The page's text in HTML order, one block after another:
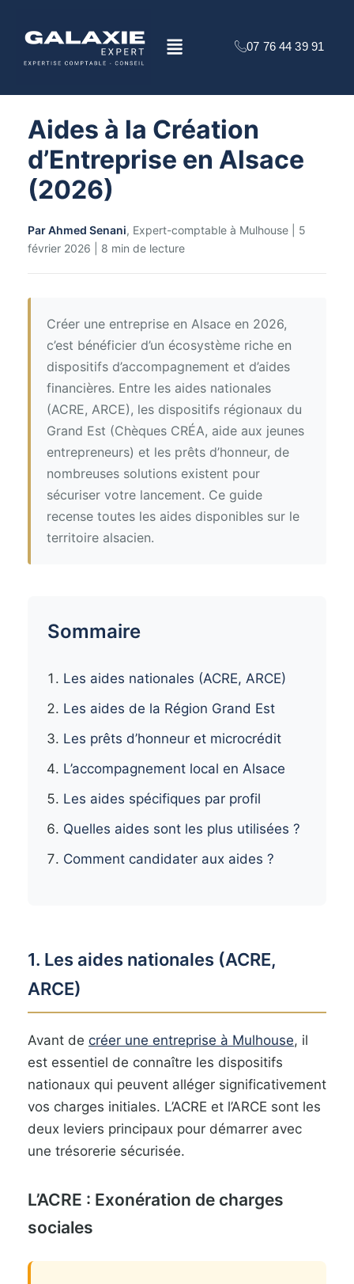
contenu
Menu 07 76 44 39 91
Aides à la Création
d’Entreprise en Alsace
(2026)
Par Ahmed Senani, Expert-comptable à Mulhouse | 5
février 2026 | 8 min de lecture
Créer une entreprise en Alsace en 2026,
c’est bénéficier d’un écosystème riche en
dispositifs d’accompagnement et d’aides
financières. Entre les aides nationales
(ACRE, ARCE), les dispositifs régionaux du
Grand Est (Chèques CRÉA, aide aux jeunes
entrepreneurs) et les prêts d’honneur, de
nombreuses solutions existent pour
sécuriser votre lancement. Ce guide
recense toutes les aides disponibles sur le
territoire alsacien.
Sommaire
Les aides nationales (ACRE, ARCE)
Les aides de la Région Grand Est
Les prêts d’honneur et microcrédit
L’accompagnement local en Alsace
Les aides spécifiques par profil
Quelles aides sont les plus utilisées ?
Comment candidater aux aides ?
1. Les aides nationales (ACRE,
ARCE)
Avant de créer une entreprise à Mulhouse, il
est essentiel de connaître les dispositifs
nationaux qui peuvent alléger significativement
vos charges initiales. L’ACRE et l’ARCE sont les
deux leviers principaux pour démarrer avec
une trésorerie sécurisée.
L’ACRE : Exonération de charges
sociales